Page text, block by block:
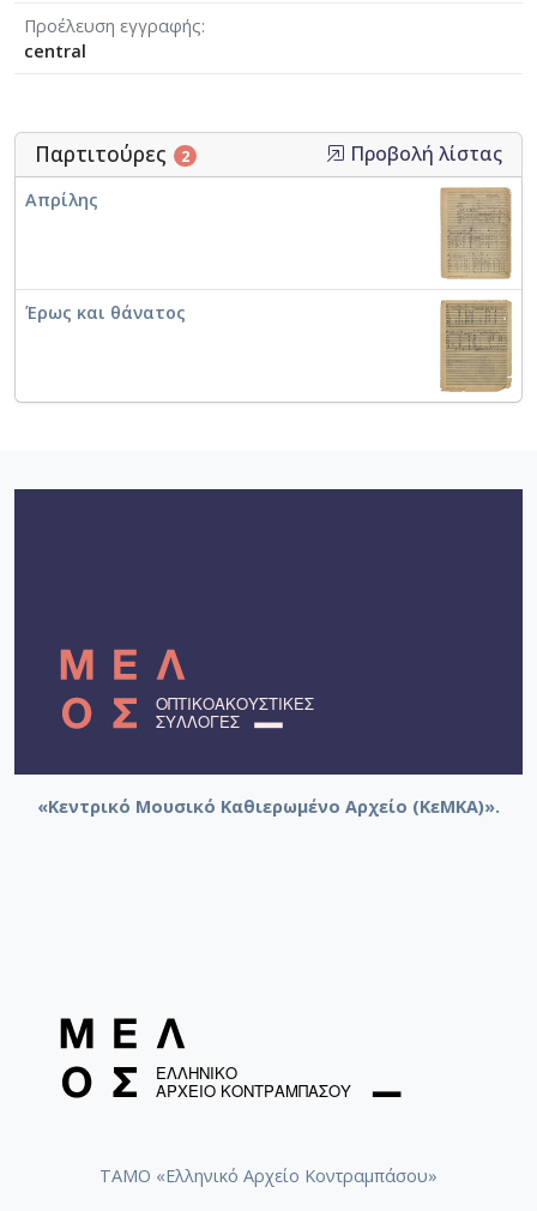
Προέλευση εγγραφής
central
Παρτιτούρες 2 Προβολή λίστας
Απρίλης
Έρως και θάνατος
«Κεντρικό Μουσικό Καθιερωμένο Αρχείο (ΚεΜΚΑ)».
ΤΑΜΟ «Ελληνικό Αρχείο Κοντραμπάσου»